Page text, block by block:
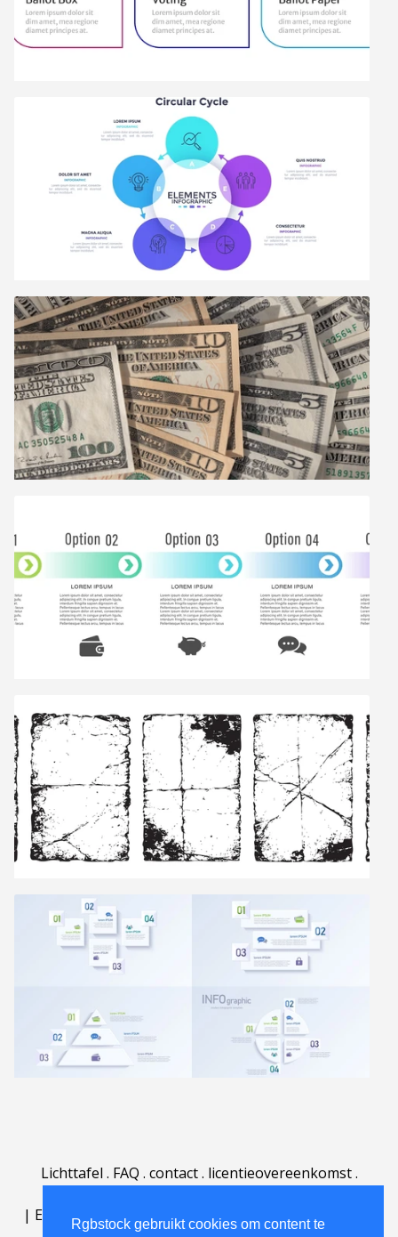
Rgbstock gebruikt cookies om content te
Lichttafel . FAQ . contact. licentieovereenkomst.
| English | Deutsch Español | Português